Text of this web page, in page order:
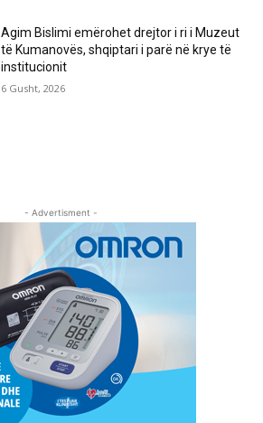
Agim Bislimi emërohet drejtor i ri i Muzeut
të Kumanovës, shqiptari i parë në krye të
institucionit
6 Gusht, 2026
- Advertisment -